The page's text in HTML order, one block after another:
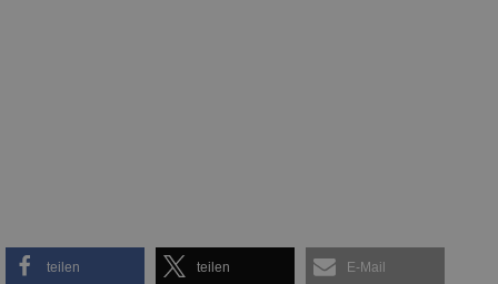
teilen teilen E-Mail